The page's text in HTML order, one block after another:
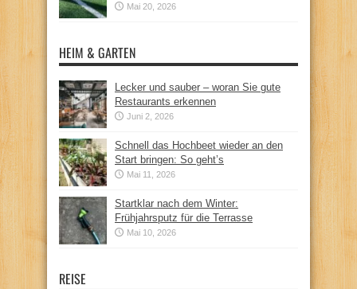
Mai 20, 2026
HEIM & GARTEN
Lecker und sauber – woran Sie gute
Restaurants erkennen
Juni 2, 2026
Schnell das Hochbeet wieder an den
Start bringen: So geht’s
Mai 11, 2026
Startklar nach dem Winter:
Frühjahrsputz für die Terrasse
Mai 10, 2026
REISE